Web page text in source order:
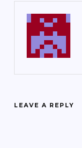
LEAVE A REPLY